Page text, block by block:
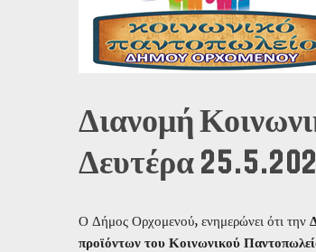
Διανομή
Δευτέρα
Ο Δήμος Ορχομενού, ενημερώνει ότι την
προϊόντων του Κοινωνικού